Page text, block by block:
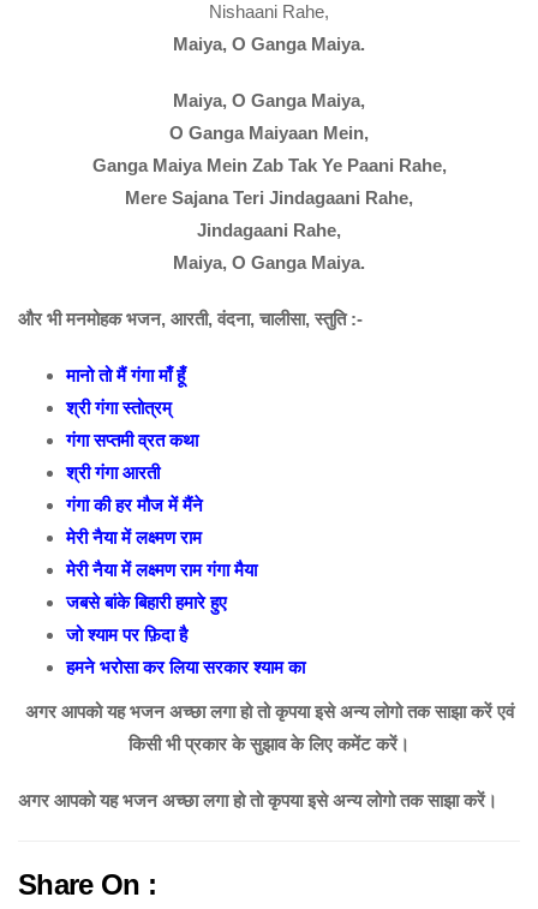
Nishaani Rahe,
Maiya, O Ganga Maiya.
Maiya, O Ganga Maiya,
O Ganga Maiyaan Mein,
Ganga Maiya Mein Zab Tak Ye Paani Rahe,
Mere Sajana Teri Jindagaani Rahe,
Jindagaani Rahe,
Maiya, O Ganga Maiya.
और भी मनमोहक भजन, आरती, वंदना, चालीसा, स्तुति :-
मानो तो मैं गंगा माँ हूँ
श्री गंगा स्तोत्रम्
गंगा सप्तमी व्रत कथा
श्री गंगा आरती
गंगा की हर मौज में मैंने
मेरी नैया में लक्ष्मण राम
मेरी नैया में लक्ष्मण राम गंगा मैया
जबसे बांके बिहारी हमारे हुए
जो श्याम पर फ़िदा है
हमने भरोसा कर लिया सरकार श्याम का
अगर आपको यह भजन अच्छा लगा हो तो कृपया इसे अन्य लोगो तक साझा करें एवं
किसी भी प्रकार के सुझाव के लिए कमेंट करें।
अगर आपको यह भजन अच्छा लगा हो तो कृपया इसे अन्य लोगो तक साझा करें।
Share On :